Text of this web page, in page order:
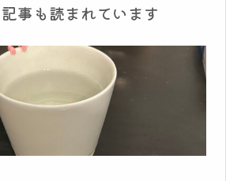
事も読まれています